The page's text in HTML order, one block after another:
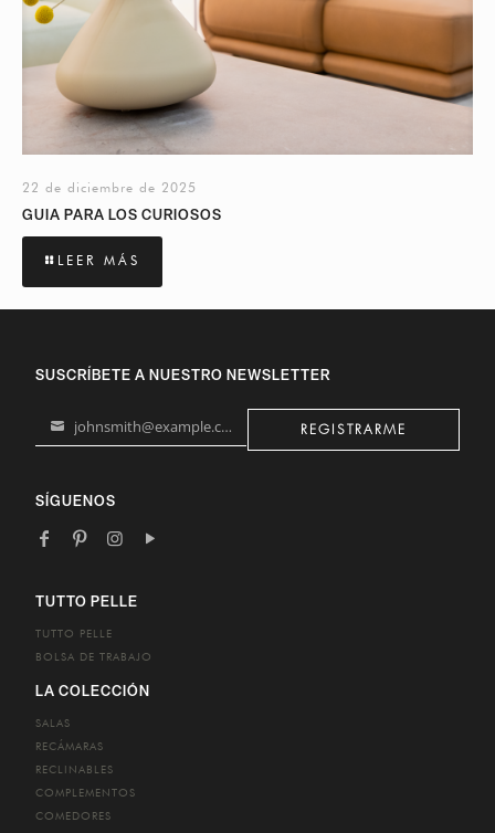
22 de diciembre de 2025
GUIA PARA LOS CURIOSOS
LEER MÁS
SUSCRÍBETE A NUESTRO NEWSLETTER
Your
johnsmith@example.com REGISTRARME
SÍGUENOS
TUTTO PELLE
TUTTO PELLE
BOLSA DE TRABAJO
LA COLECCIÓN
SALAS
RECÁMARAS
RECLINABLES
COMPLEMENTOS
COMEDORES